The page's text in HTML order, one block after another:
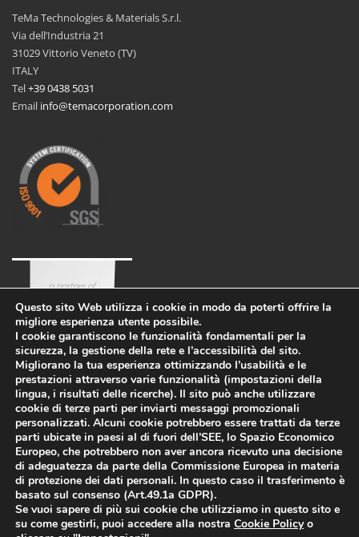
TeMa Technologies & Materials S.r.l.
Via dell’Industria 21
31029 Vittorio Veneto (TV)
ITALY
Tel+39 0438 5031
Email info@temacorporation.com
Azienda Eco-sostenibilità Lavora con noi
PRIVACY POLICY-
WHISTLEBLOWING-COOKIES
Informazioni legali
qualità e la sicurezzaP.I.
Questo sito Web utilizza i cookie in modo da poterti offrire la
migliore esperienza utente possibile.
I cookie garantiscono le funzionalità fondamentali per la
sicurezza, la gestione della rete e l’accessibilità del sito.
Migliorano la tua esperienza ottimizzando l’usabilità e le
prestazioni attraverso varie funzionalità (impostazioni della
lingua, i risultati delle ricerche). Il sito può anche utilizzare
cookie di terze parti per inviarti messaggi promozionali
personalizzati. Alcuni cookie potrebbero essere trattati da terze
parti ubicate in paesi al di fuori dell’SEE, lo Spazio Economico
Europeo, che potrebbero non aver ancora ricevuto una decisione
di adeguatezza da parte della Commissione Europea in materia
di protezione dei dati personali. In questo caso il trasferimento è
basato sul consenso (Art.49.1a GDPR).
Se vuoi sapere di più sui cookie che utilizziamo in questo sito e
su come gestirli, puoi accedere alla nostra Cookie Policyo